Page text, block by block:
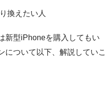
換えたい人
新型iPhoneを購入してもい
について以下、解説していこ